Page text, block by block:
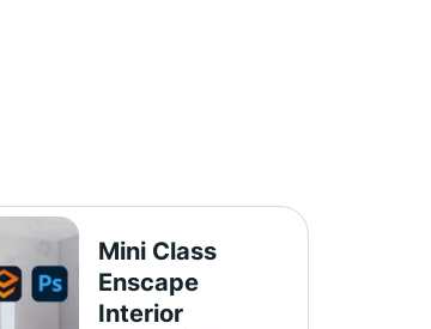
Mini Class
Enscape
Interior